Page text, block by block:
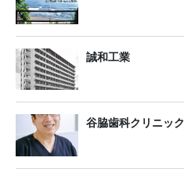
誠和工業
谷脇歯科クリニック